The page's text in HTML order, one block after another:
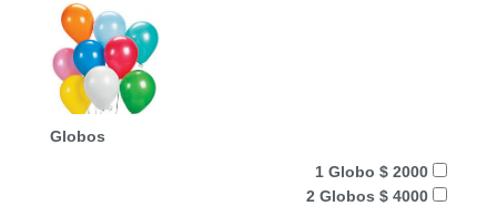
Globos
1 Globo $ 2000
2 Globos $ 4000